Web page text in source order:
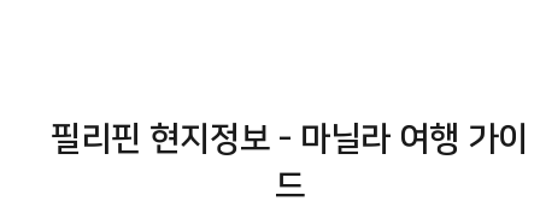
필리핀 현지정보 - 마닐라 여행 가이
드